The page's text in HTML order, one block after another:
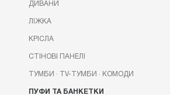
ДИВАНИ
ЛIЖКА
КРIСЛА
CТIНОВI ПАНЕЛI
ТУМБИ · TV-ТУМБИ · КОМОДИ
ПУФИ ТА БАНКЕТКИ